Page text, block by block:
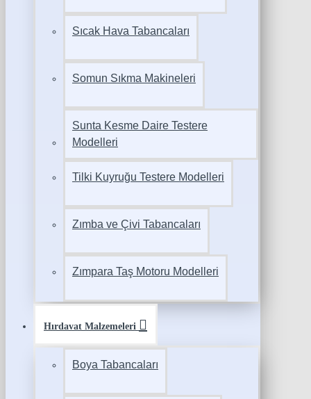
Sıcak Hava Tabancaları
Somun Sıkma Makineleri
Sunta Kesme Daire Testere
Modelleri
Tilki Kuyruğu Testere Modelleri
Zımba ve Çivi Tabancaları
Zımpara Taş Motoru Modelleri
Hırdavat Malzemeleri
Boya Tabancaları